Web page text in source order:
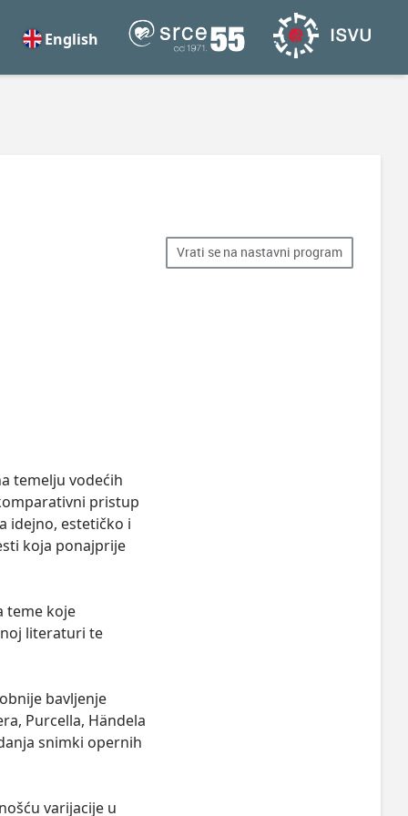
English
Vrati se na nastavni program
temelju vodećih
pristup
idejno, estetičko i
koja ponajprije
teme koje
literaturi te
bavljenje
Purcella, Händela
snimki opernih
varijacije u